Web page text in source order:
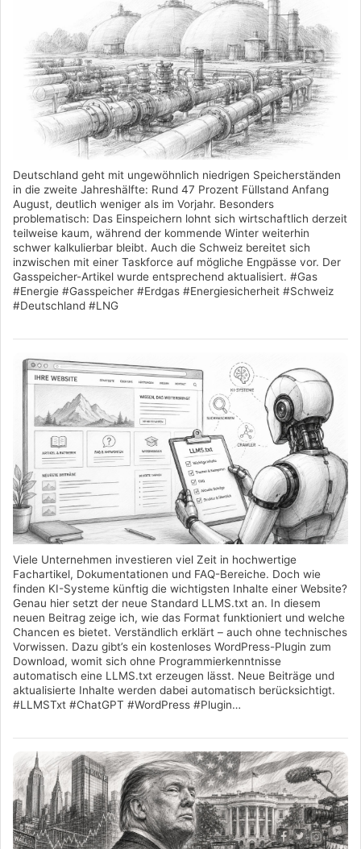
Deutschland geht mit ungewöhnlich niedrigen Speicherständen
in die zweite Jahreshälfte: Rund 47 Prozent Füllstand Anfang
August, deutlich weniger als im Vorjahr. Besonders
problematisch: Das Einspeichern lohnt sich wirtschaftlich derzeit
teilweise kaum, während der kommende Winter weiterhin
schwer kalkulierbar bleibt. Auch die Schweiz bereitet sich
inzwischen mit einer Taskforce auf mögliche Engpässe vor. Der
Gasspeicher-Artikel wurde entsprechend aktualisiert. #Gas
#Energie #Gasspeicher #Erdgas #Energiesicherheit #Schweiz
#Deutschland #LNG
Viele Unternehmen investieren viel Zeit in hochwertige
Fachartikel, Dokumentationen und FAQ-Bereiche. Doch wie
finden KI-Systeme künftig die wichtigsten Inhalte einer Website?
Genau hier setzt der neue Standard LLMS.txt an. In diesem
neuen Beitrag zeige ich, wie das Format funktioniert und welche
Chancen es bietet. Verständlich erklärt – auch ohne technisches
Vorwissen. Dazu gibt’s ein kostenloses WordPress-Plugin zum
Download, womit sich ohne Programmierkenntnisse
automatisch eine LLMS.txt erzeugen lässt. Neue Beiträge und
aktualisierte Inhalte werden dabei automatisch berücksichtigt.
#LLMSTxt #ChatGPT #WordPress #Plugin…